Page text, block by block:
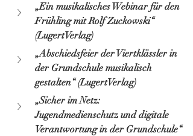
„Ein musikalisches Webinar für den
Frühling mit Rolf Zuckowski“
(LugertVerlag)
„Abschiedsfeier der Viertklässler in
der Grundschule musikalisch
gestalten“ (LugertVerlag)
„Sicher im Netz:
Jugendmedienschutz und digitale
Verantwortung in der Grundschule“